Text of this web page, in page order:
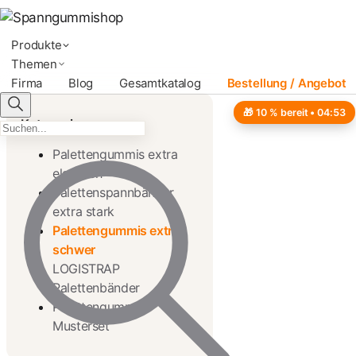
Produkte
Themen
Firma
Blog Gesamtkatalog Bestellung / Angebot
Kategorien
Palettengummis extra
elastisch
Palettenspannbänder
extra stark
Palettengummis extra
schwer
LOGISTRAP
Palettenbänder
Palettengummis
Musterset
🎁 10 % bereit •04:52